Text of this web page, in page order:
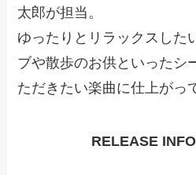
太郎が担当。
ゆったりとリラックスした
ブや散歩のお供といったシ
ただきたい楽曲に仕上がっ
RELEASE